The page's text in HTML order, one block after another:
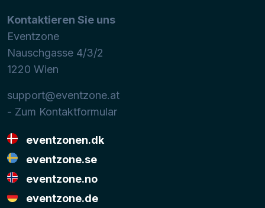
Kontaktieren Sie uns
Eventzone
Nauschgasse 4/3/2
1220 Wien
support@eventzone.at
- Zum Kontaktformular
eventzonen.dk
eventzone.se
eventzone.no
eventzone.de